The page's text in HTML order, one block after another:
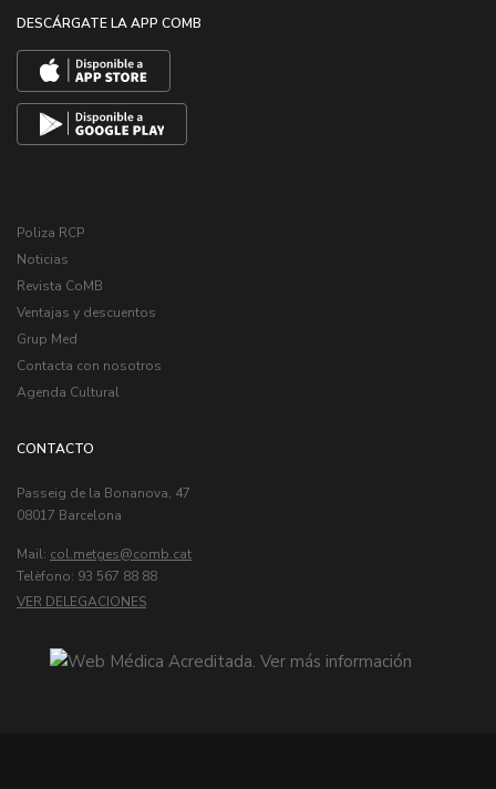
DESCÁRGATE LA APP COMB
Poliza RCP
Noticias
Revista CoMB
Ventajas y descuentos
Grup Med
Contacta con nosotros
Agenda Cultural
CONTACTO
Passeig de la Bonanova, 47
08017 Barcelona
Mail: col.metges
Telèfono: 93 567 88 88
VER DELEGACIONES